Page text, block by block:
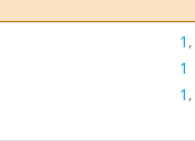
1,
1
1,